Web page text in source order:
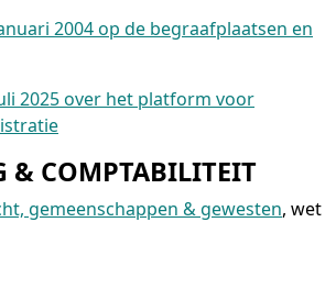
2004 op de begraafplaatsen en
2025 over het platform voor
& COMPTABILITEIT
gemeenschappen & gewesten, wet